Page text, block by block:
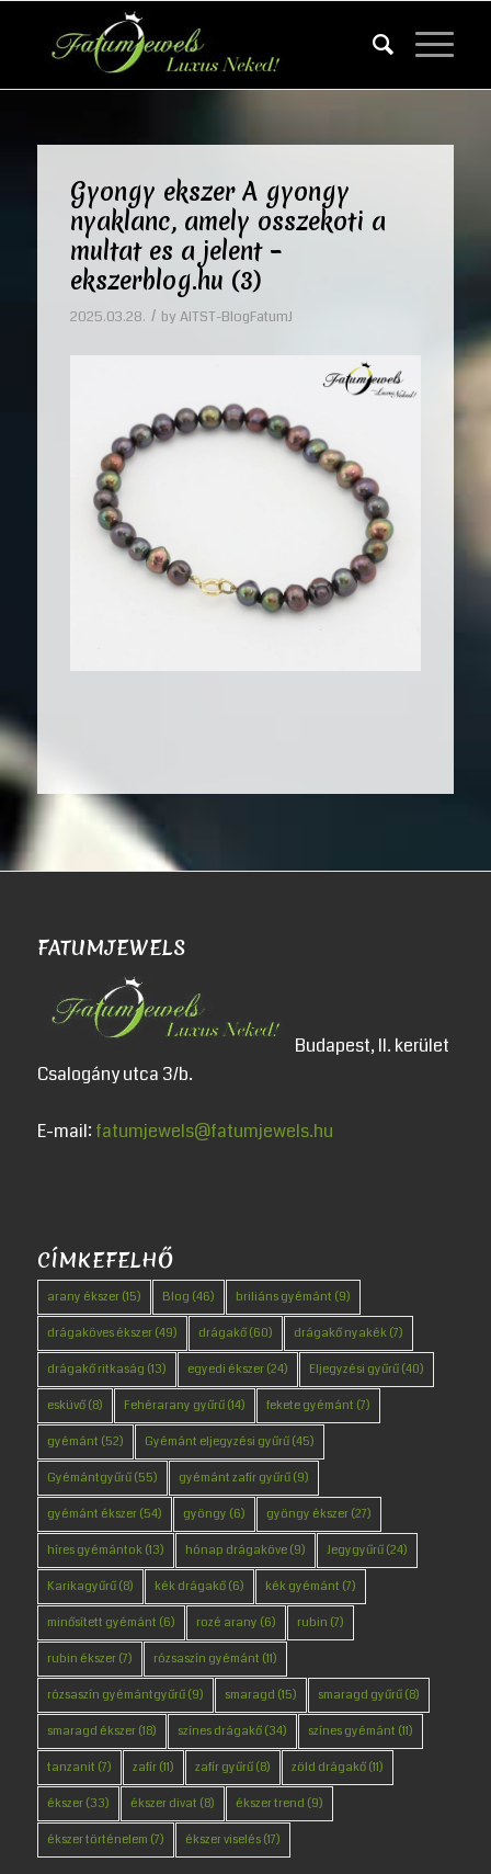
Gyongy ekszer A gyongy
nyaklanc, amely osszekoti a
multat es a jelent –
ekszerblog.hu (3)
2025.03.28. / by AITST-BlogFatumJ
FATUMJEWELS
Budapest, II. kerület
Csalogány utca 3/b.
E-mail: fatumjewels@fatumjewels.hu
CÍMKEFELHŐ
arany ékszer(15) Blog (46) briliáns gyémánt (9)
drágaköves ékszer(49) drágakő(60) drágakő nyakék(7)
drágakő ritkaság (13) egyedi ékszer(24) Eljegyzési gyűrű(40)
esküvő(8) Fehérarany gyűrű(14) fekete gyémánt (7)
gyémánt (52) Gyémánt eljegyzési gyűrű(45)
Gyémántgyűrű(55) gyémánt zafír gyűrű(9)
gyémánt ékszer(54) gyöngy (6) gyöngy ékszer(27)
híres gyémántok(13) hónap drágaköve(9) Jegygyűrű(24)
Karikagyűrű(8) kék drágakő(6) kék gyémánt (7)
minősített gyémánt (6) rozé arany (6) rubin (7)
rubin ékszer(7) rózsaszín gyémánt (11)
rózsaszín gyémántgyűrű(9) smaragd (15) smaragd gyűrű(8)
smaragd ékszer(18) színes drágakő(34) színes gyémánt (11)
tanzanit (7) zafír(11) zafír gyűrű(8) zöld drágakő(11)
ékszer(33) ékszer divat (8) ékszer trend (9)
ékszer történelem (7) ékszer viselés(17)